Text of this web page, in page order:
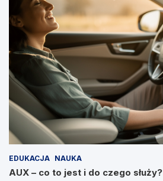
EDUKACJA NAUKA
AUX – co to jest i do czego służy?